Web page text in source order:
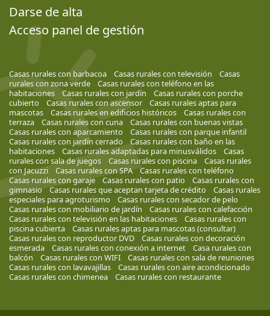
Darse de alta
Acceso panel de gestión
Casas rurales con barbacoa Casas rurales con televisión
Casas
rurales con zona verde
Casas rurales con teléfono en las
habitaciones
Casas rurales con jardín
Casas rurales con porche
cubierto
Casas rurales con ascensor
Casas rurales aptas para
mascotas
Casas rurales en edificios históricos
Casas rurales con
terraza
Casas rurales con cuna
Casas rurales con buenas vistas
Casas rurales con aparcamiento
Casas rurales con parque infantil
Casas rurales con jardín cerrado
Casas rurales con baño en las
habitaciones
Casas rurales adaptadas para minusválidos
Casas
rurales con sala de juegos
Casas rurales con piscina
Casas rurales
con Jacuzzi
Casas rurales con SPA
Casas rurales con teléfono
Casas rurales con garaje
Casas rurales con patio
Casas rurales con
gimnasio
Casas rurales que aceptan tarjeta de crédito
Casas rurales
especiales para agroturismo
Casas rurales con secador de pelo
Casas rurales con mobiliario de jardín
Casas rurales con calefacción
Casas rurales con televisión en las habitaciones
Casas rurales con
piscina cubierta
Casas rurales aptas para mascotas (consultar)
Casas rurales con reproductor DVD
Casas rurales con decoración
esmerada
Casas rurales con conexión a internet
Casa rurales con
balcón
Casas rurales con WIFI
Casas rurales con sala de reuniones
Casas rurales con lavavajillas
Casas rurales con aire acondicionado
Casas rurales con chimenea
Casas rurales con restaurante